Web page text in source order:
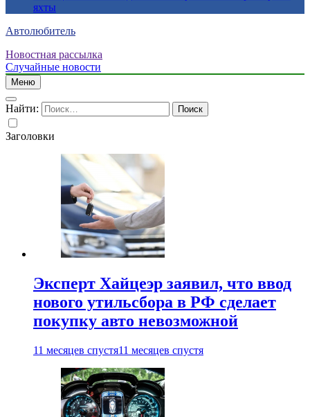
яхты
Автолюбитель
Новостная рассылка
Случайные новости
Меню
Найти:
Заголовки
Эксперт Хайцеэр заявил, что ввод
нового утильсбора в РФ сделает
покупку авто невозможной
11 месяцев спустя11 месяцев спустя